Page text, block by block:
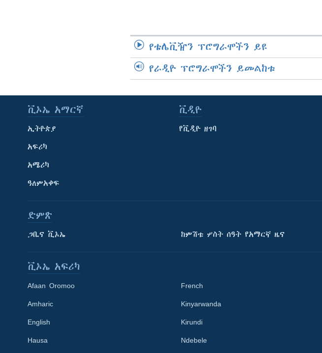
Learning English
የቴሌቪዥን ፕሮግራሞችን ይዩ
የራዲዮ ፕሮግራሞችን ይመልከቱ
ቪኦኤ አማርኛ
ኢትዮጵያ
አፍሪካ
አሜሪካ
ዓለምአቀፍ
ቪዲዮ
የቪዲዮ ዘገባ
ድምጽ
ጋቢና ቪኦኤ ከምሽቱ ሦስት ሰዓት የአማርኛ ዜና
ቪኦኤ አፍሪካ
Afaan Oromoo
Amharic
English
Hausa
French
Kinyarwanda
Kirundi
Ndebele